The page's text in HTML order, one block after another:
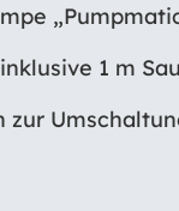
1 m
zur